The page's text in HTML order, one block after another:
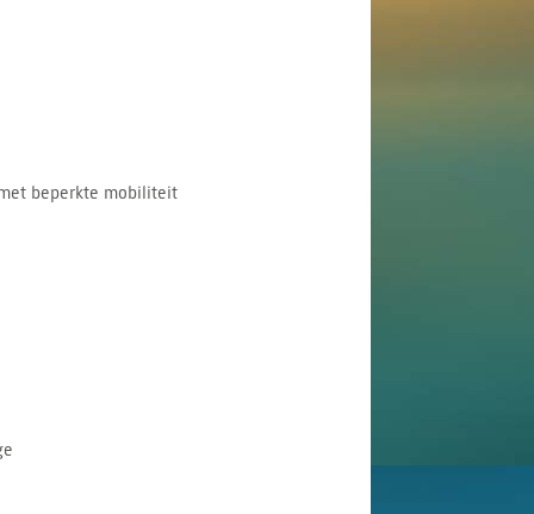
beperkte mobiliteit